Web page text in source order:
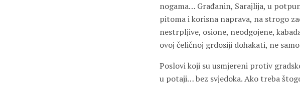
nogama… Građanin, Sarajlija, u
pitoma i korisna naprava, na strogo
nestrpljive, osione, neodgojene,
ovoj čeličnoj grdosiji dohakati, ne
Poslovi koji su usmjereni protiv
u potaji… bez svjedoka. Ako treba